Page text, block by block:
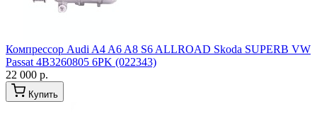
Компрессор Audi A4 A6 A8 S6 ALLROAD Skoda SUPERB VW
Passat 4B3260805 6PK (022343)
22 000 р.
Купить